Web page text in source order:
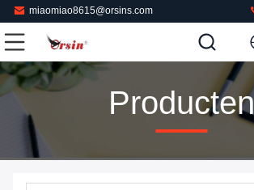
miaomiao8615@orsins.com
Producten